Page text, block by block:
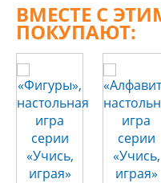
ВМЕСТЕ С
ПОКУПАЮТ: